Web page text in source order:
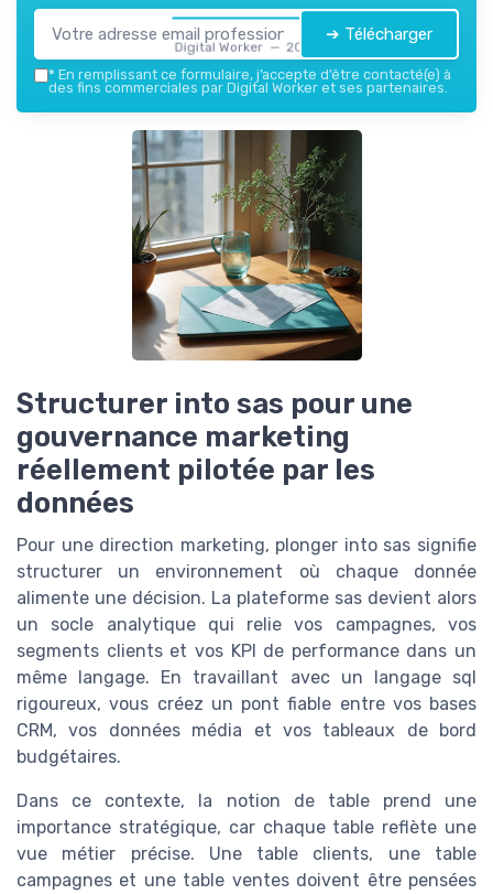
Digital Worker — 2026
➔ Télécharger
* En remplissant ce formulaire, j’accepte d’être contacté(e) à
des fins commerciales par Digital Worker et ses partenaires.
Structurer into sas pour une
gouvernance marketing
réellement pilotée par les
données
Pour une direction marketing, plonger into sas signifie
structurer un environnement où chaque donnée
alimente une décision. La plateforme sas devient alors
un socle analytique qui relie vos campagnes, vos
segments clients et vos KPI de performance dans un
même langage. En travaillant avec un langage sql
rigoureux, vous créez un pont fiable entre vos bases
CRM, vos données média et vos tableaux de bord
budgétaires.
Dans ce contexte, la notion de table prend une
importance stratégique, car chaque table reflète une
vue métier précise. Une table clients, une table
campagnes et une table ventes doivent être pensées